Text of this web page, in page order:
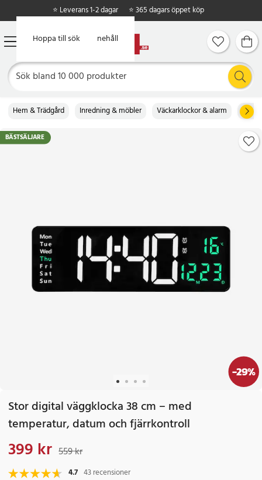
Hoppa till huvudinnehåll
Hoppa till sök
⭐ Leverans 1-2 dagar ⭐ 365 dagars öppet köp
Hem & Trädgård Inredning & möbler Väckarklockor & alarm
BÄSTSÄLJARE
-29%
Stor digital väggklocka 38 cm – med
temperatur, datum och fjärrkontroll
Nuvarande pris
399 kr 559 kr
4.7 43 recensioner